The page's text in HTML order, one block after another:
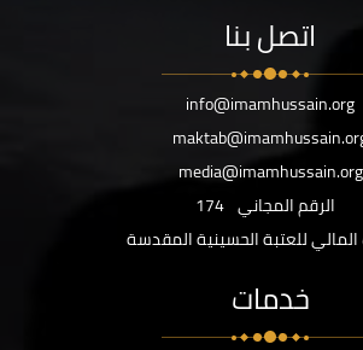
اتصل بنا
info@imamhussain.org
media@imamhussain.org
الرقم المجاني 174
للعتبة الحسينية المقدسة
خدمات